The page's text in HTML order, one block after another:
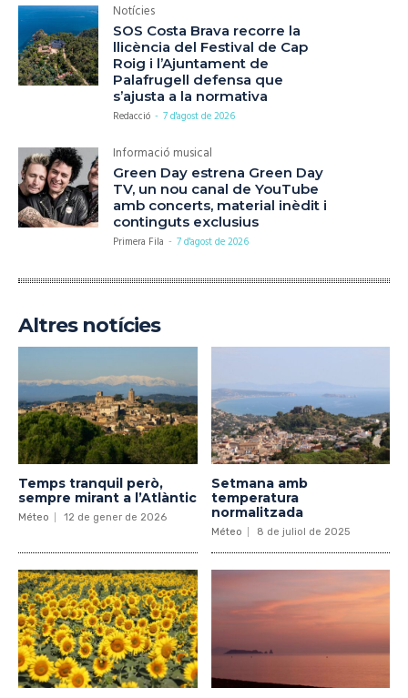
Notícies
SOS Costa Brava recorre la
llicència del Festival de Cap
Roig i l’Ajuntament de
Palafrugell defensa que
s’ajusta a la normativa
Redacció - 7 d'agost de 2026
Informació musical
Green Day estrena Green Day
TV, un nou canal de YouTube
amb concerts, material inèdit i
continguts exclusius
Primera Fila - 7 d'agost de 2026
Altres notícies
Temps tranquil però,
sempre mirant a l’Atlàntic
Méteo 12 de gener de 2026
Setmana amb
temperatura
normalitzada
Méteo 8 de juliol de 2025